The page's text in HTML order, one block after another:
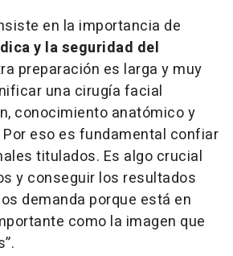
en la importancia de
y la seguridad del
preparación es larga y muy
una cirugía facial
conocimiento anatómico y
eso es fundamental confiar
titulados. Es algo crucial
y conseguir los resultados
demanda porque está en
como la imagen que